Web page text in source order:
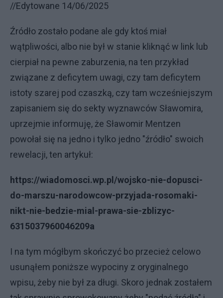
//Edytowane 14/06/2025
Źródło zostało podane ale gdy ktoś miał
wątpliwości, albo nie był w stanie kliknąć w link lub
cierpiał na pewne zaburzenia, na ten przykład
związane z deficytem uwagi, czy tam deficytem
istoty szarej pod czaszką, czy tam wcześniejszym
zapisaniem się do sekty wyznawców Sławomira,
uprzejmie informuję, że Sławomir Mentzen
powołał się na jedno i tylko jedno "źródło" swoich
rewelacji, ten artykuł:
https://wiadomosci.wp.pl/wojsko-nie-dopusci-
do-marszu-narodowcow-przyjada-rosomaki-
nikt-nie-bedzie-mial-prawa-sie-zblizyc-
6315037960046209a
I na tym mógłbym skończyć bo przecież celowo
usunąłem poniższe wypociny z oryginalnego
wpisu, żeby nie był za długi. Skoro jednak zostałem